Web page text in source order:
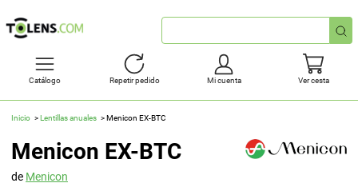
Búsqueda
rápida
Catálogo Repetir pedido Mi cuenta Ver cesta
Inicio Lentillas anuales Menicon EX-BTC
Menicon EX-BTC
de Menicon